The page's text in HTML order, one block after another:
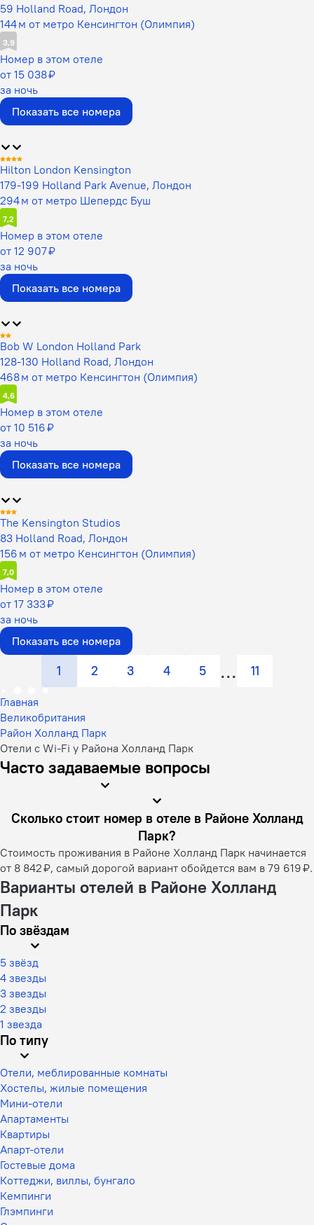
59 Holland Road, Лондон
144 м от метро Кенсингтон (Олимпия)
3,9
Номер в этом отеле
от 15 038 ₽
за ночь
Показать все номера
Hilton London Kensington
179-199 Holland Park Avenue, Лондон
294 м от метро Шепердс Буш
7,2
Номер в этом отеле
от 12 907 ₽
за ночь
Показать все номера
Bob W London Holland Park
128-130 Holland Road, Лондон
468 м от метро Кенсингтон (Олимпия)
4,6
Номер в этом отеле
от 10 516 ₽
за ночь
Показать все номера
The Kensington Studios
83 Holland Road, Лондон
156 м от метро Кенсингтон (Олимпия)
7,0
Номер в этом отеле
от 17 333 ₽
за ночь
Показать все номера
1 2 3 4 5 11
Главная
Великобритания
Район Холланд Парк
Отели с Wi-Fi у Района Холланд Парк
Часто задаваемые вопросы
Сколько стоит номер в отеле в Районе Холланд
Парк?
Стоимость проживания в Районе Холланд Парк начинается
от 8 842 ₽, самый дорогой вариант обойдется вам в 79 619 ₽.
Варианты отелей в Районе Холланд
Парк
По звёздам
5 звёзд
4 звезды
3 звезды
2 звезды
1 звезда
По типу
Отели, меблированные комнаты
Хостелы, жилые помещения
Мини-отели
Апартаменты
Квартиры
Апарт-отели
Гостевые дома
Коттеджи, виллы, бунгало
Кемпинги
Глэмпинги